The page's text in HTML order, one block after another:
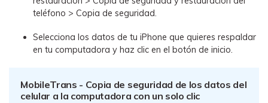
teléfono > Copia de seguridad.
Selecciona los datos de tu iPhone que quieres respaldar
en tu computadora y haz clic en el botón de inicio.
MobileTrans - Copia de seguridad de los datos del
celular a la computadora con un solo clic